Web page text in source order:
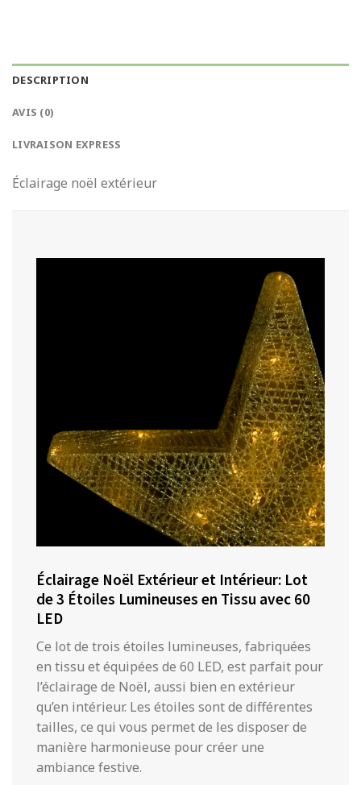
DESCRIPTION
AVIS (0)
LIVRAISON EXPRESS
Éclairage noël extérieur
Éclairage Noël Extérieur et Intérieur: Lot
de 3 Étoiles Lumineuses en Tissu avec 60
LED
Ce lot de trois étoiles lumineuses, fabriquées
en tissu et équipées de 60 LED, est parfait pour
l’éclairage de Noël, aussi bien en extérieur
qu’en intérieur. Les étoiles sont de différentes
tailles, ce qui vous permet de les disposer de
manière harmonieuse pour créer une
ambiance festive.